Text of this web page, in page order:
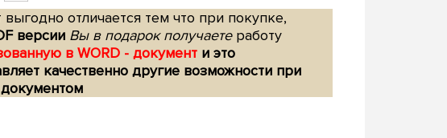
отличается тем что при покупке,
версии Вы в подарок получаетеработу
в WORD - документ и это
качественно другие возможности при